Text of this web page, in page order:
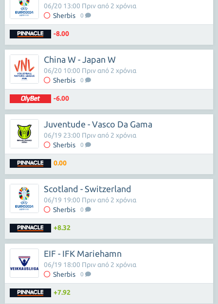
Sherbis 0
06/20 13:00 Πριν από 2 χρόνια
-8.00
China W - Japan W
Sherbis 0
06/20 10:00 Πριν από 2 χρόνια
-6.00
Juventude - Vasco Da Gama
Sherbis 0
06/19 23:00 Πριν από 2 χρόνια
0.00
Scotland - Switzerland
Sherbis 0
06/19 19:00 Πριν από 2 χρόνια
+8.32
EIF - IFK Mariehamn
Sherbis 0
06/19 18:00 Πριν από 2 χρόνια
+7.92